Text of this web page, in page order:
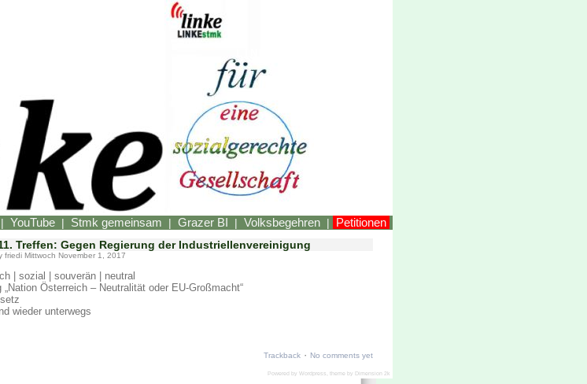
| YouTube | Stmk gemeinsam | Grazer BI | Volksbegehren | Petitionen
Treffen: Gegen Regierung der Industriellenvereinigung
friedi Mittwoch November 1, 2017
| sozial | souverän | neutral
Österreich – Neutralität oder EU-Großmacht“
wieder unterwegs
Trackback · No comments yet
Powered by Wordpress , theme by Dimension 2k